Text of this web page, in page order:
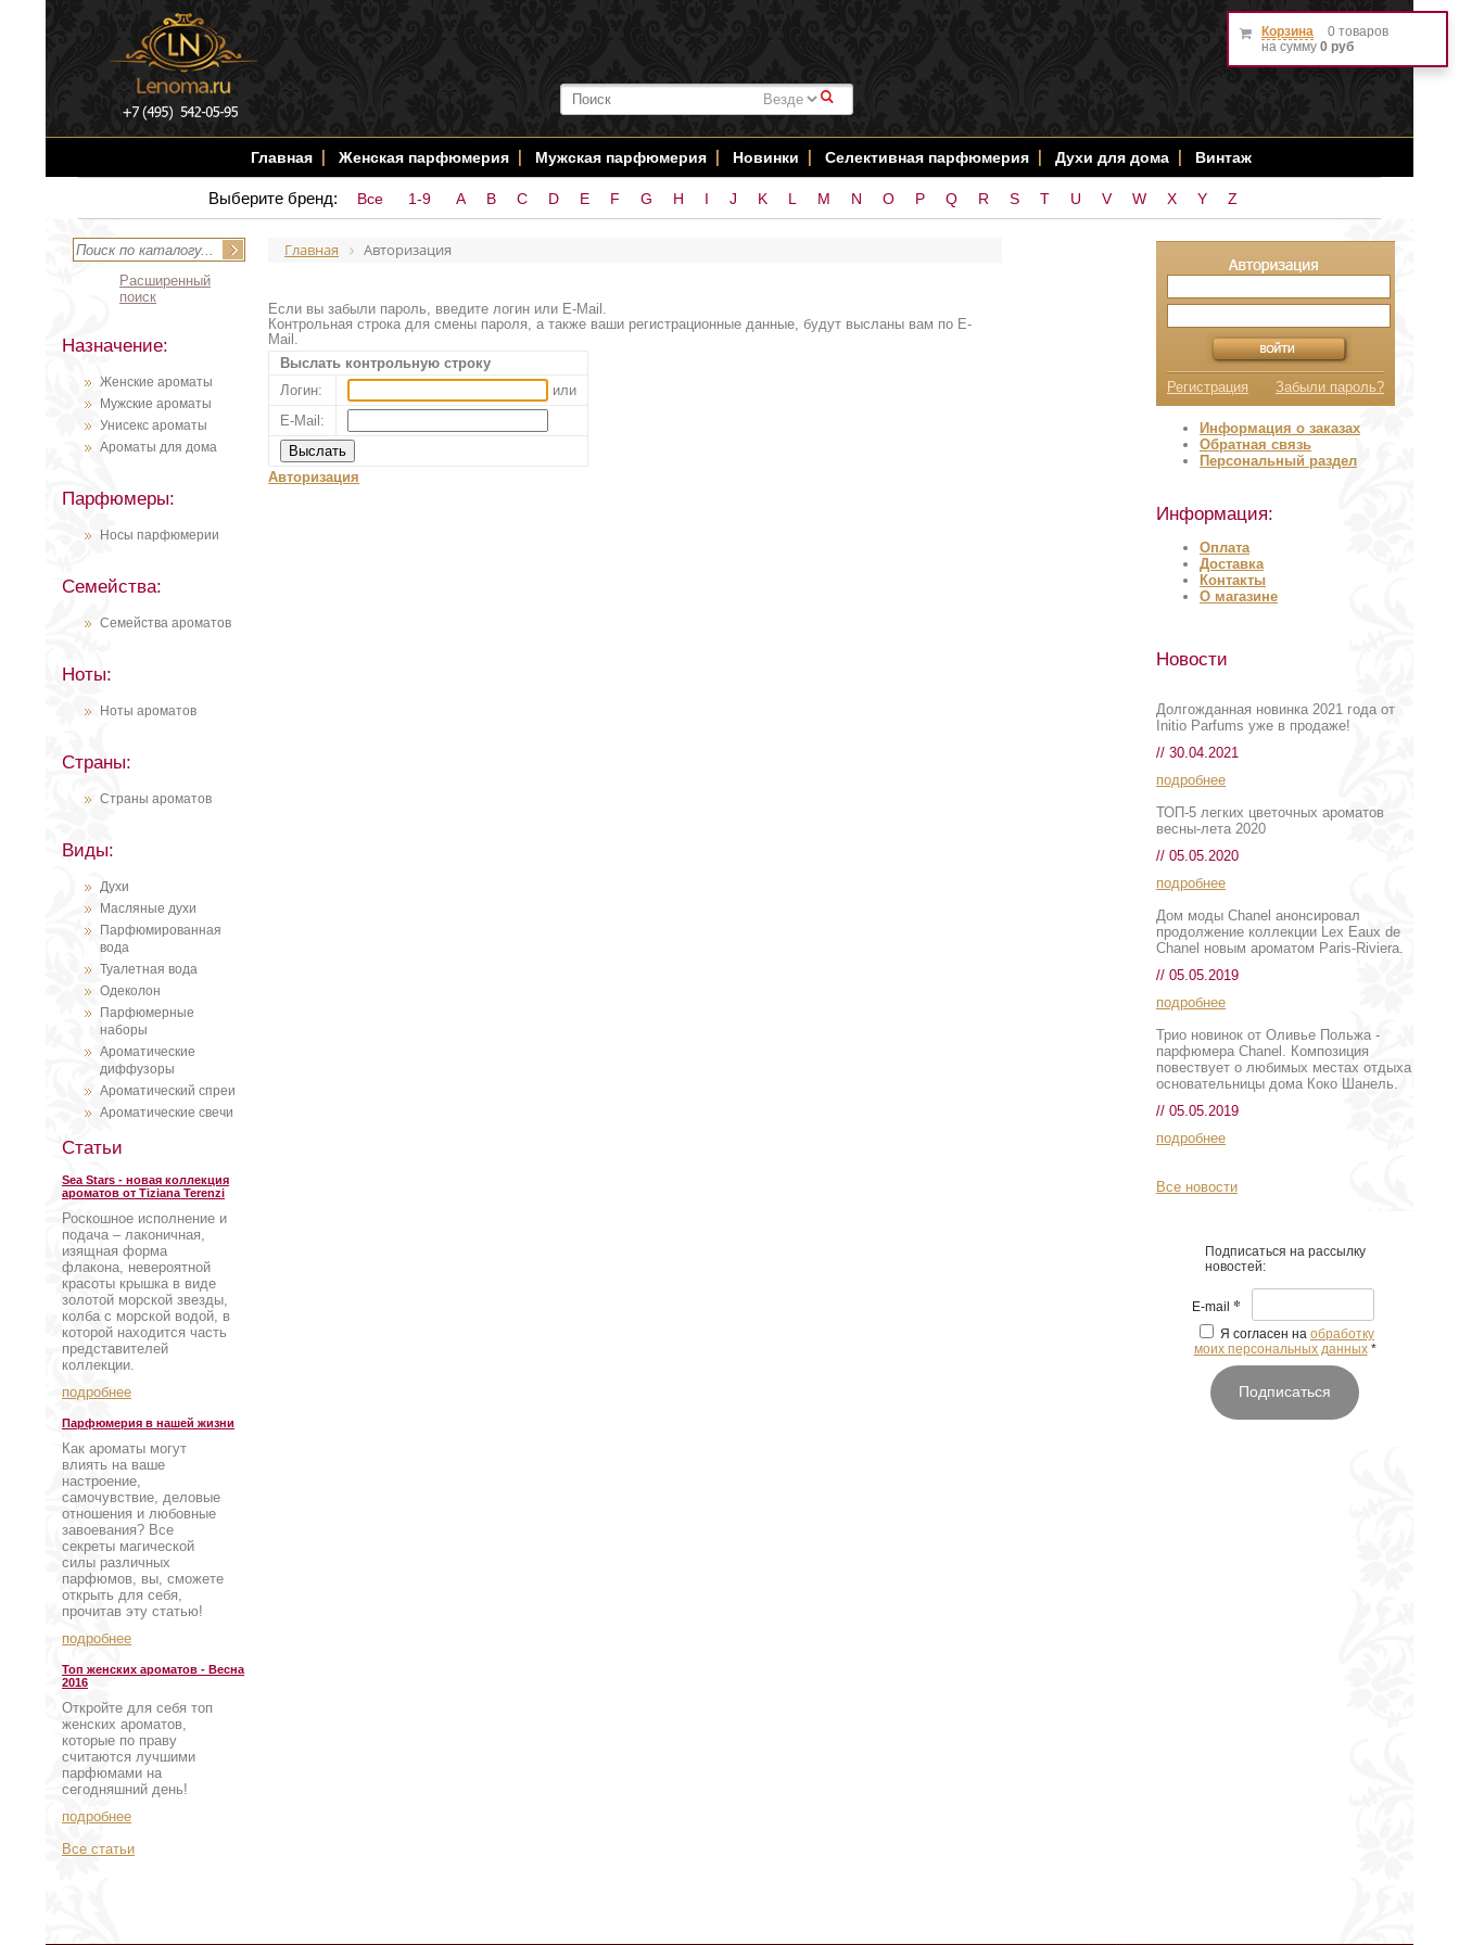
#
Главная Женская парфюмерия Мужская парфюмерия Новинки Селективная парфюмерия Духи для дома Винтаж
Выберите бренд: Все 1-9 A B C D E F G H I J K L M N O P Q R S T U V W X Y Z
Расширенный
поиск
Назначение:
Женские ароматы
Мужские ароматы
Унисекс ароматы
Ароматы для дома
Парфюмеры:
Носы парфюмерии
Семейства:
Семейства ароматов
Ноты:
Ноты ароматов
Страны:
Страны ароматов
Виды:
Духи
Масляные духи
Парфюмированная
вода
Туалетная вода
Одеколон
Парфюмерные
наборы
Ароматические
диффузоры
Ароматический спреи
Ароматические свечи
Статьи
Sea Stars - новая коллекция
ароматов от Tiziana Terenzi
Роскошное исполнение и
подача – лаконичная,
изящная форма
флакона, невероятной
красоты крышка в виде
золотой морской звезды,
колба с морской водой, в
которой находится часть
представителей
коллекции.
подробнее
Парфюмерия в нашей жизни
Как ароматы могут
влиять на ваше
настроение,
самочувствие, деловые
отношения и любовные
завоевания? Все
секреты магической
силы различных
парфюмов, вы, сможете
открыть для себя,
прочитав эту статью!
подробнее
Топ женских ароматов - Весна
2016
Откройте для себя топ
женских ароматов,
которые по праву
считаются лучшими
парфюмами на
сегодняшний день!
подробнее
Все статьи
Главная Авторизация
Если вы забыли пароль, введите логин или E-Mail.
Контрольная строка для смены пароля, а также ваши регистрационные данные, будут высланы вам по E-
Mail.
Выслать контрольную строку
Логин:
или
E-Mail:
Авторизация
Корзина
0 товаров
на сумму 0 руб
Регистрация Забыли пароль?
Информация о заказах
Обратная связь
Персональный раздел
Информация:
Оплата
Доставка
Контакты
О магазине
Новости
Долгожданная новинка 2021 года от
Initio Parfums уже в продаже!
// 30.04.2021
подробнее
ТОП-5 легких цветочных ароматов
весны-лета 2020
// 05.05.2020
подробнее
Дом моды Chanel анонсировал
продолжение коллекции Lex Eaux de
Chanel новым ароматом Paris-Riviera.
// 05.05.2019
подробнее
Трио новинок от Оливье Польжа -
парфюмера Chanel. Композиция
повествует о любимых местах отдыха
основательницы дома Коко Шанель.
// 05.05.2019
подробнее
Все новости
Подписаться на рассылку
новостей:
E-mail *
Я согласен на обработку
моих персональных данных *
Подписаться